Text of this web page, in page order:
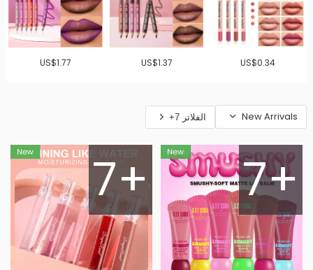
US$0.34
US$1.37
US$1.77
New Arrivals الفلاتر 7+
7+
7+